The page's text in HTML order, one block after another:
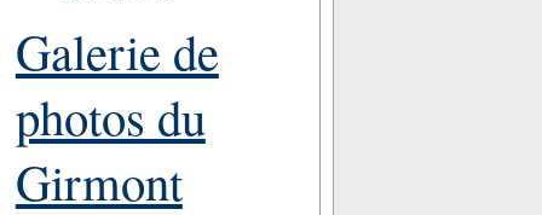
Galerie de
photos du
Girmont